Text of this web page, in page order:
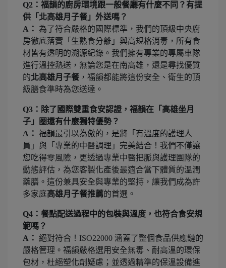
Q2：福韻的廚房環境跟一般餐廳有什麼不同？有提
供「北高雄月子餐」外送嗎？
A： 為了符合嚴格的國際標準，我們的頂級中央廚
房徹底落實「生熟食分離」與高規格消毒，所有食
材皆有透明的溯源紀錄。我們擁有專業的專屬車隊
進行溫控熱送，無論您是在南高雄，還是尋找優質
的北高雄月子餐 ，福韻都能將這份安全、衛生的頂
級膳食準時為您送達。
Q3：除了國際雙重食安認證，福韻在「高雄坐月
子」圈還有什麼獨特優勢？
A： 福韻最引以為傲的，是將「有溫度的護理人
員」與「專業的中醫調理」完美結合！我們不僅讓
您吃得零風險，更透過專業中醫把脈與護理團隊的
動態評估，為您客製化產後最適合當下體質的溫潤
藥膳。這份兼具安全與專業的堅持，讓我們成為許
多家庭高雄月子餐推薦的首選。
Q4：餐點配送過程中的包裝與溫度，也符合食安規
範嗎？
A： 絕對符合！ISO22000 涵蓋了整個食品供應鏈的
嚴格管理。福韻嚴格選用安全無毒、耐高溫的環保
包材，杜絕塑化劑疑慮；並透過精準的保溫設備進